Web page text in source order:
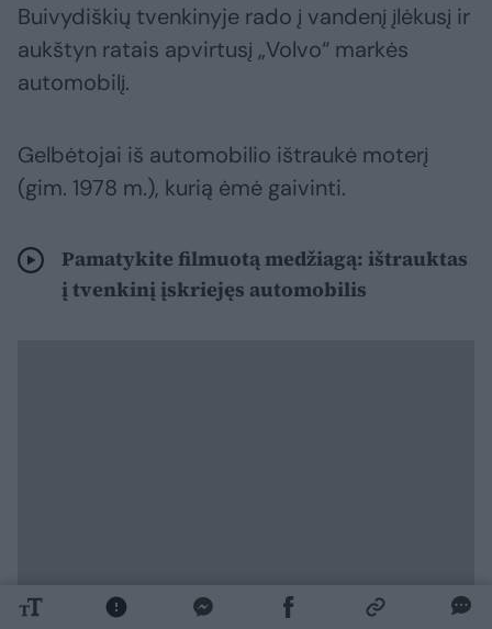
Buivydiškių tvenkinyje rado į vandenį įlėkusį ir
aukštyn ratais apvirtusį „Volvo“ markės
automobilį.
Gelbėtojai iš automobilio ištraukė moterį
(gim. 1978 m.), kurią ėmė gaivinti.
Pamatykite filmuotą medžiagą: ištrauktas
į tvenkinį įskriejęs automobilis